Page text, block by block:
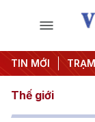
TIN MỚI
quyết thành
Thế giới